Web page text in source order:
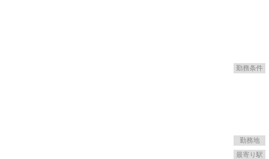
勤務条件
勤務地
最寄り駅